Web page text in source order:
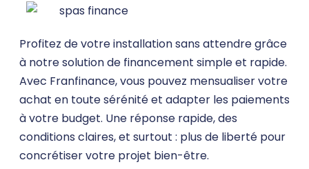
Profitez de votre installation sans attendre grâce
à notre solution de financement simple et rapide.
Avec Franfinance, vous pouvez mensualiser votre
achat en toute sérénité et adapter les paiements
à votre budget. Une réponse rapide, des
conditions claires, et surtout : plus de liberté pour
concrétiser votre projet bien-être.